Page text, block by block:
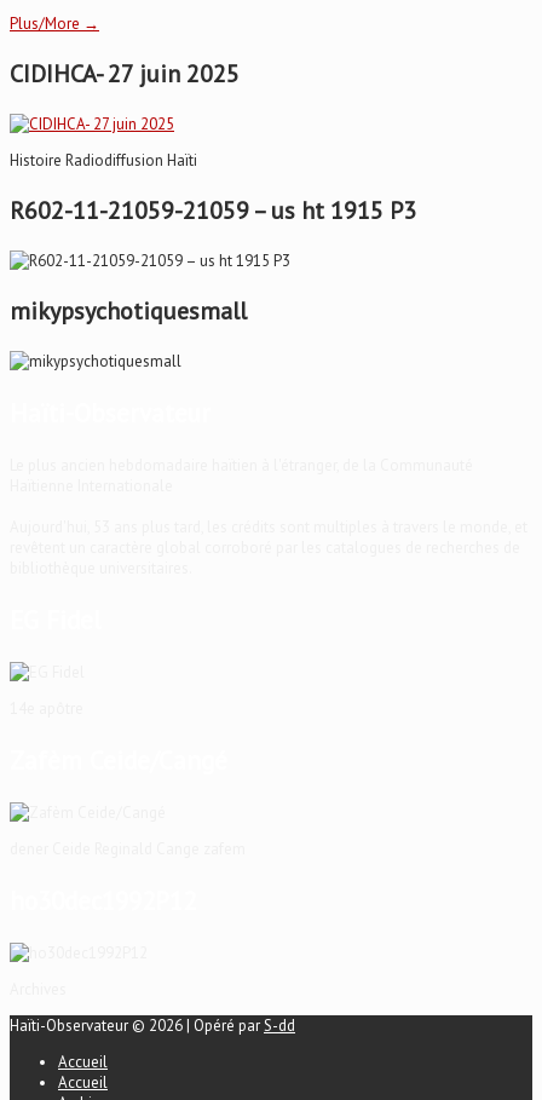
Plus/More →
CIDIHCA- 27 juin 2025
Histoire Radiodiffusion Haïti
R602-11-21059-21059 – us ht 1915 P3
mikypsychotiquesmall
Haïti-Observateur © 2026 | Opéré parS-dd
Accueil
Accueil